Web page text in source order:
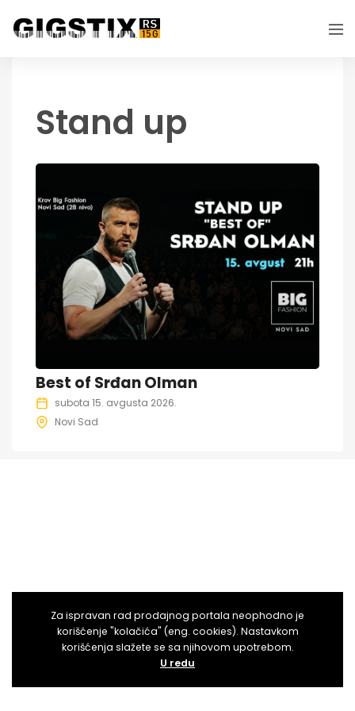
Stand up
Best of Srđan Olman
subota 15. avgusta 2026.
Novi Sad
Za ispravan rad prodajnog portala neophodno je
korišćenje "kolačića" (eng. cookies). Nastavkom
korišćenja slažete se sa njihovom upotrebom.
U redu